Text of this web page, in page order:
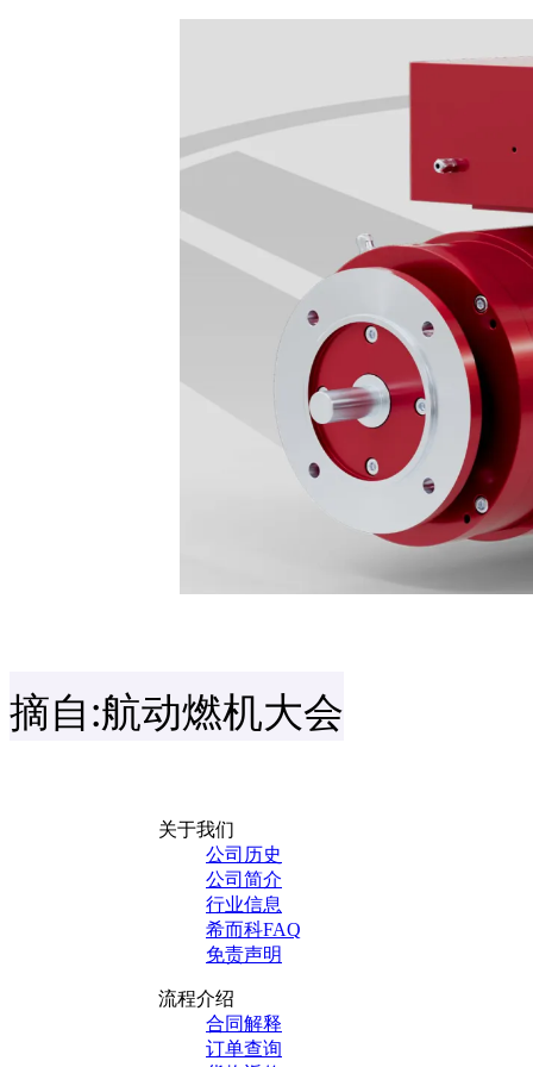
摘自:航动燃机大会
关于我们
公司历史
公司简介
行业信息
希而科FAQ
免责声明
流程介绍
合同解释
订单查询